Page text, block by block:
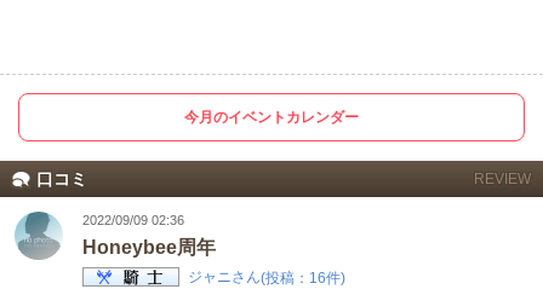
今月のイベントカレンダー
口コミ REVIEW
2022/09/09 02:36
Honeybee周年
ジャニさん(投稿：16件)